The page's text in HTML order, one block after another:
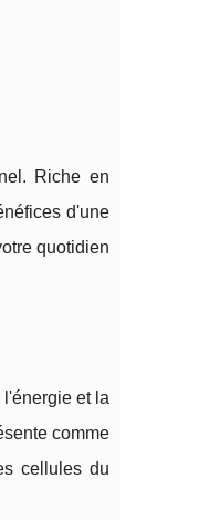
Riche en
d'une
quotidien
et la
comme
cellules du